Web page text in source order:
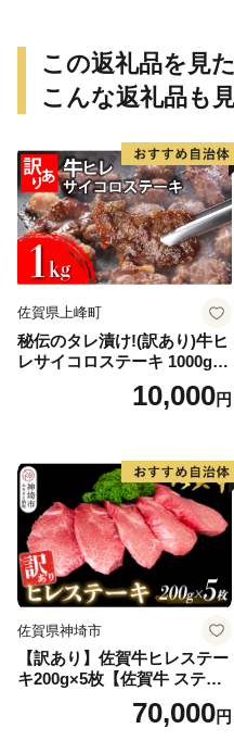
この返礼品を見
こんな返礼品も
佐賀県上峰町
秘伝のタレ漬け!(訳あり)牛ヒ
レサイコロステーキ 1000g
10,000円
佐賀県神埼市
【訳あり】佐賀牛ヒレステー
キ200g×5枚【佐賀牛 ステー
キ ブランド肉 ヒレ肉 フィレ
肉 ジューシー ヘルシー】(H0
70,000円